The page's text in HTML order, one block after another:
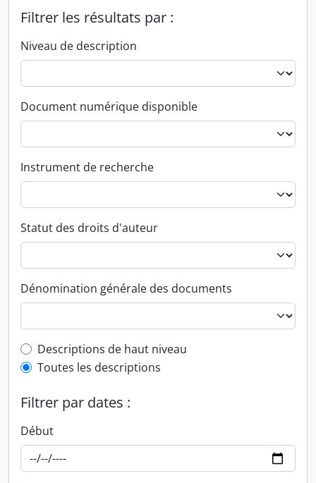
Filtrer les résultats par :
Niveau de description
Document numérique disponible
Instrument de recherche
Statut des droits d'auteur
Dénomination générale des documents
Top-level description filter
Descriptions de haut niveau
Toutes les descriptions
Filtrer par dates :
Début